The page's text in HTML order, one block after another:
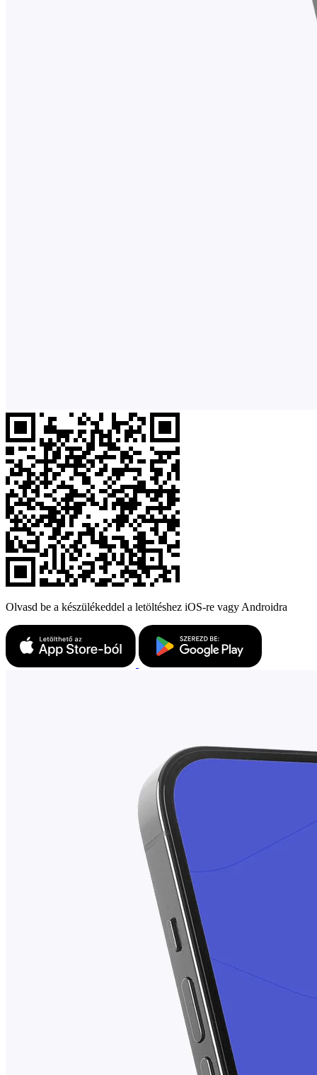
Olvasd be a készülékeddel a letöltéshez iOS-re vagy Androidra